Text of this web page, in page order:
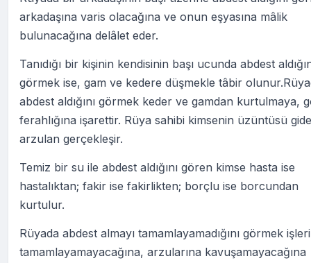
arkadaşına varis olacağına ve onun eşyasına mâlik
bulunacağına delâlet eder.
Tanıdığı bir kişinin kendisinin başı ucunda abdest
görmek ise, gam ve kedere düşmekle tâbir
abdest aldığını görmek keder ve gamdan kurtulmaya,
ferahlığına işarettir. Rüya sahibi kimsenin üzüntüsü
arzulan gerçekleşir.
Temiz bir su ile abdest aldığını gören kimse hasta ise
hastalıktan; fakir ise fakirlikten; borçlu ise borcundan
kurtulur.
Rüyada abdest almayı tamamlayamadığını görmek
tamamlayamayacağına, arzularına kavuşamayacağına